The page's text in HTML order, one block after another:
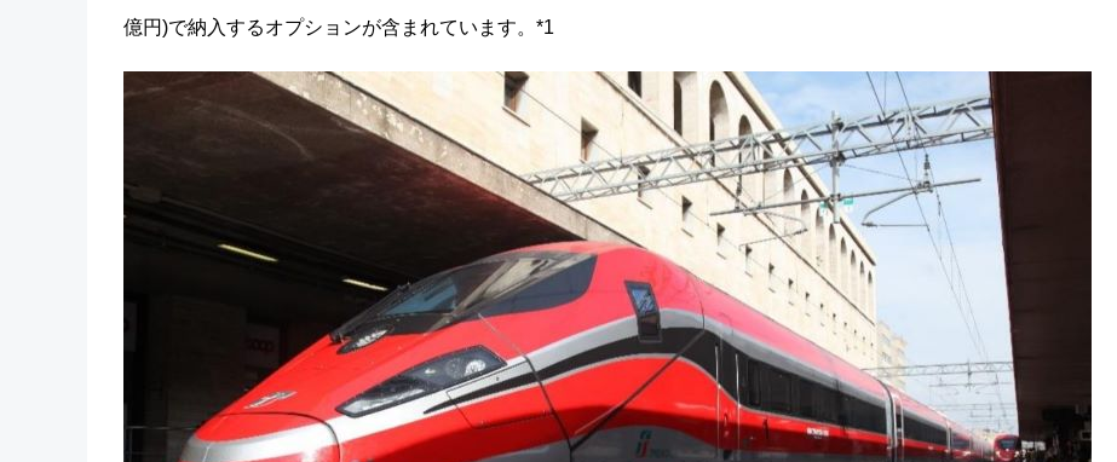
億円)で納入するオプションが含まれています。*1